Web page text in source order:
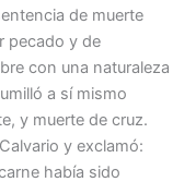
de muerte
pecado y de
con una naturaleza
a sí mismo
y muerte de cruz.
y exclamó:
había sido